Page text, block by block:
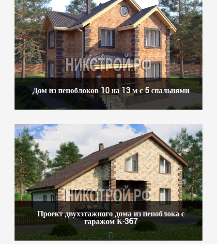
Дом из пеноблоков 10 на 13 м с 5 спальнями
Проект двухэтажного дома из пеноблока с
гаражом К-367